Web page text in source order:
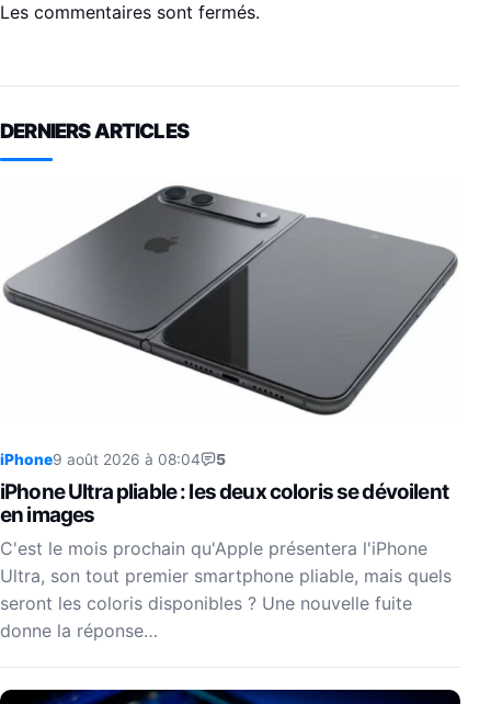
Les commentaires sont fermés.
DERNIERS ARTICLES
iPhone9 août 2026 à 08:04 5
iPhone Ultra pliable : les deux coloris se dévoilent
en images
C'est le mois prochain qu'Apple présentera l'iPhone
Ultra, son tout premier smartphone pliable, mais quels
seront les coloris disponibles ? Une nouvelle fuite
donne la réponse…